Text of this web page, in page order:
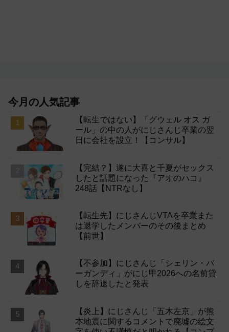
今月の人気記事
【転生ではない】「グウェル オス ガ
ール」の中の人がにじさんじ卒業の翌
日に会社を設立！【コンサル】
【完結？】遂に大喜と千夏がセックス
したと話題になった『アオのハコ』
248話【NTRなし】
【転生先】にじさんじVTAを卒業また
は退学したメンバーのその後まとめ
【前世】
【不参加】にじさんじ「シェリン・バ
ーガンディ」がにじ甲2026への名前貸
しを辞退したと発表
【炎上】にじさんじ「五木左京」が熊
本地震に関するコメントで廃墟の絵文